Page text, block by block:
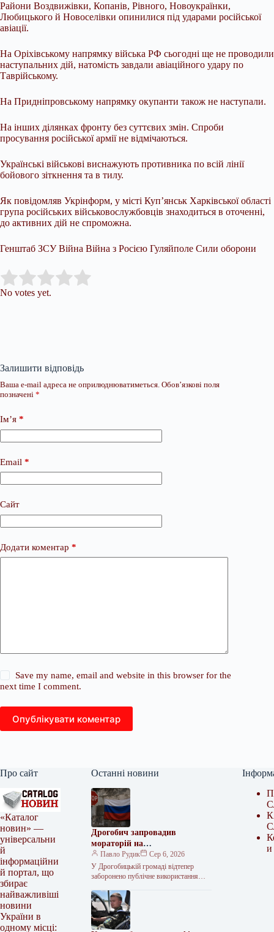
Райони Воздвижівки, Копанів, Рівного, Новоукраїнки,
Любицького й Новоселівки опинилися під ударами російської
авіації.
На Оріхівському напрямку війська РФ сьогодні ще не проводили
наступальних дій, натомість завдали авіаційного удару по
Таврійському.
На Придніпровському напрямку окупанти також не наступали.
На інших ділянках фронту без суттєвих змін. Спроби
просування російської армії не відмічаються.
Українські військові виснажують противника по всій лінії
бойового зіткнення та в тилу.
Як повідомляв Укрінформ, у місті Куп’янськ Харківської області
група російських військовослужбовців знаходиться в оточенні,
до активних дій не спроможна.
Генштаб ЗСУ Війна Війна з Росією Гуляйполе Сили оборони
Rate this item:
No votes yet.
Залишити відповідь
Ваша e-mail адреса не оприлюднюватиметься. Обов’язкові поля
позначені *
Ім’я *
Email *
Сайт
Додати коментар *
Save my name, email and website in this browser for the
next time I comment.
Опублікувати коментар
Про сайт
«Каталог
новин» —
універсальни
й
інформаційни
й портал, що
збирає
найважливіші
новини
України в
одному місці:
Останні новини
Дрогобич запровадив
мораторій на
російськомовний культурний
продукт
Павло Рудик
Сер 6, 2026
У Дрогобицькій громаді відтепер
заборонено публічне використання
продукту. Таке рішення одноголосно
ухвалила міська рада у четвер, 6
серпня.…
и